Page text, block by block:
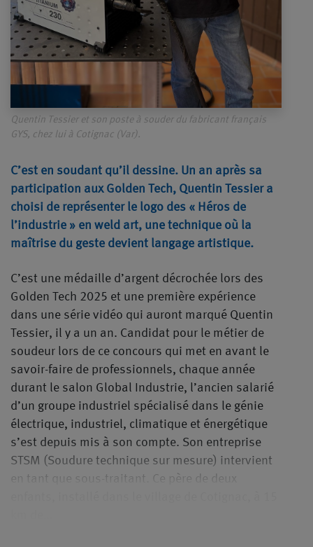
Quentin Tessier et son poste à souder du fabricant français
GYS, chez lui à Cotignac (Var).
C’est en soudant qu’il dessine. Un an après sa
participation aux Golden Tech, Quentin Tessier a
choisi de représenter le logo des « Héros de
l’industrie » en weld art, une technique où la
maîtrise du geste devient langage artistique.
C’est une médaille d’argent décrochée lors des
Golden Tech 2025 et une première expérience
dans une série vidéo qui auront marqué Quentin
Tessier, il y a un an. Candidat pour le métier de
soudeur lors de ce concours qui met en avant le
savoir-faire de professionnels, chaque année
durant le salon Global Industrie, l’ancien salarié
d’un groupe industriel spécialisé dans le génie
électrique, industriel, climatique et énergétique
s’est depuis mis à son compte. Son entreprise
STSM (Soudure technique sur mesure) intervient
en tant que sous-traitant. Ce père de deux